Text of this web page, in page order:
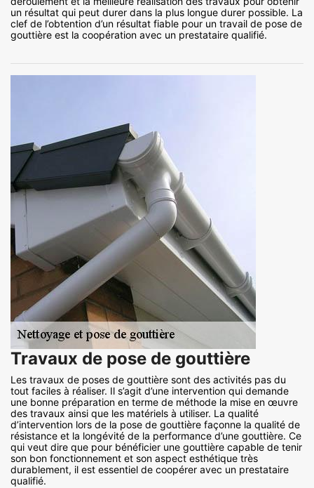
un résultat qui peut durer dans la plus longue durer possible. La
clef de l’obtention d’un résultat fiable pour un travail de pose de
gouttière est la coopération avec un prestataire qualifié.
Travaux de pose de gouttière
Les travaux de poses de gouttière sont des activités pas du
tout faciles à réaliser. Il s’agit d’une intervention qui demande
une bonne préparation en terme de méthode la mise en œuvre
des travaux ainsi que les matériels à utiliser. La qualité
d’intervention lors de la pose de gouttière façonne la qualité de
résistance et la longévité de la performance d’une gouttière. Ce
qui veut dire que pour bénéficier une gouttière capable de tenir
son bon fonctionnement et son aspect esthétique très
durablement, il est essentiel de coopérer avec un prestataire
qualifié.